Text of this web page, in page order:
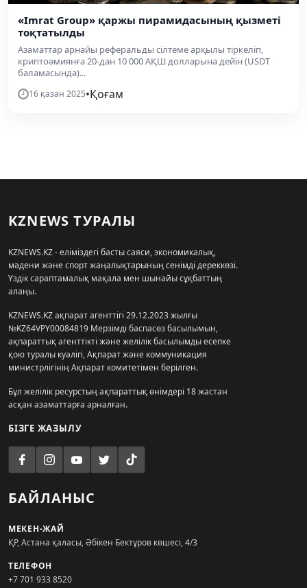
«Imrat Group» қаржы пирамидасының қызметі
тоқтатылды
Азаматтар арнайы реферальды сілтеме арқылы тіркеліп,
криптоәмиянға 20-дан 10 000 АҚШ долларына дейін (USDT
баламасында)...
16 қазан 2025•Қоғам
KZNEWS ТУРАЛЫ
KZNEWS.KZ - еліміздегі басты саяси, экономикалық,
мәдени және спорт жаңалықтарының сенімді дереккөзі.
Үздік сараптамалық мақала мен шынайы сұқбаттың
алаңы.
KZNEWS.KZ ақпарат агенттігі 29.12.2023 жылғы
№KZ64VPY00084819 Мерзімді баспасөз басылымын,
ақпараттық агенттікті және желілік басылымды есепке
қою туралы куәлігі, Ақпарат және коммуникация
министрлігінің Ақпарат комитетімен берілген.
Бұл желілік ресурстың ақпараттық өнімдері 18 жастан
асқан азаматтарға арналған.
БІЗГЕ ЖАЗЫЛУ
БАЙЛАНЫС
МЕКЕН-ЖАЙ
ҚР, Астана қаласы, Әбікен Бектұров көшесі, 4/3
ТЕЛЕФОН
+7 701 933 8520